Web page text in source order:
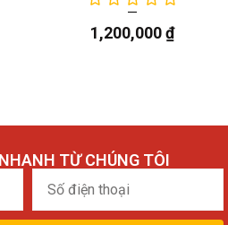
1,200,000₫
TỪ CHÚNG TÔI
điện